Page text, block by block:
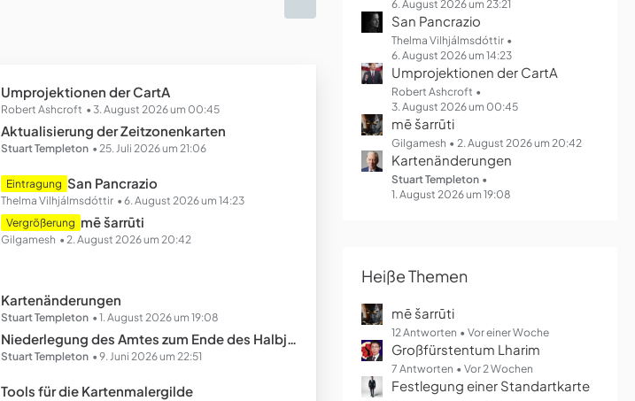
Umprojektionen der CartA
Robert Ashcroft 3. August 2026 um 00:45
Aktualisierung der Zeitzonenkarten
Stuart Templeton 25. Juli 2026 um 21:06
Eintragung San Pancrazio
Thelma Vilhjálmsdóttir
6. August 2026 um 14:23
Vergrößerung mē šarrūti
Gilgamesh 2. August 2026 um 20:42
Kartenänderungen
Stuart Templeton 1. August 2026 um 19:08
Niederlegung des Amtes zum Ende des Halbjahres
Stuart Templeton 9. Juni 2026 um 22:51
Tools für die Kartenmalergilde
6. August 2026 um 23:21
San Pancrazio
Thelma Vilhjálmsdóttir
6. August 2026 um 14:23
Umprojektionen der CartA
Robert Ashcroft
3. August 2026 um 00:45
mē šarrūti
Gilgamesh 2. August 2026 um 20:42
Kartenänderungen
Stuart Templeton
1. August 2026 um 19:08
Heiße Themen
mē šarrūti
12 Antworten Vor einer Woche
Großfürstentum Lharim
7 Antworten Vor 2 Wochen
Festlegung einer Standartkarte